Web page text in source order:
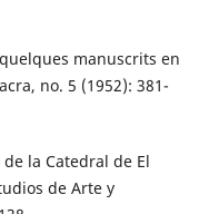
manuscrits en
no. 5 (1952): 381-
la Catedral de El
de Arte y